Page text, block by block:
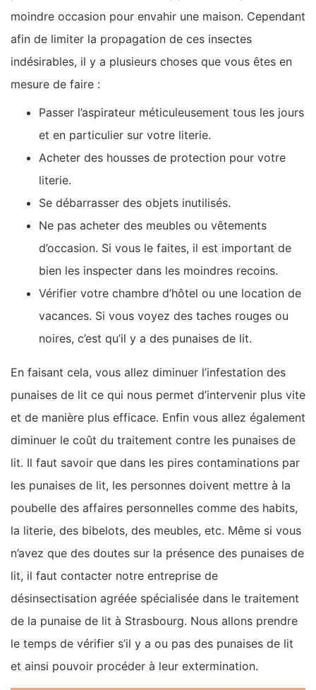
moindre occasion pour envahir une maison. Cependant
afin de limiter la propagation de ces insectes
indésirables, il y a plusieurs choses que vous êtes en
mesure de faire :
Passer l’aspirateur méticuleusement tous les jours
et en particulier sur votre literie.
Acheter des housses de protection pour votre
literie.
Se débarrasser des objets inutilisés.
Ne pas acheter des meubles ou vêtements
d’occasion. Si vous le faites, il est important de
bien les inspecter dans les moindres recoins.
Vérifier votre chambre d’hôtel ou une location de
vacances. Si vous voyez des taches rouges ou
noires, c’est qu’il y a des punaises de lit.
En faisant cela, vous allez diminuer l’infestation des
punaises de lit ce qui nous permet d’intervenir plus vite
et de manière plus efficace. Enfin vous allez également
diminuer le coût du traitement contre les punaises de
lit. Il faut savoir que dans les pires contaminations par
les punaises de lit, les personnes doivent mettre à la
poubelle des affaires personnelles comme des habits,
la literie, des bibelots, des meubles, etc. Même si vous
n’avez que des doutes sur la présence des punaises de
lit, il faut contacter notre entreprise de
désinsectisation agréée spécialisée dans le traitement
de la punaise de lit à Strasbourg. Nous allons prendre
le temps de vérifier s’il y a ou pas des punaises de lit
et ainsi pouvoir procéder à leur extermination.